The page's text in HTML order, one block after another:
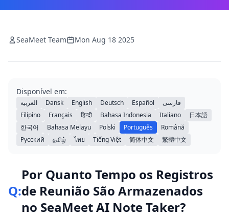
SeaMeet Team Mon Aug 18 2025
Disponível em:
العربية Dansk English Deutsch Español
فارسی
Filipino
Français हिन्दी Bahasa Indonesia Italiano
日本語
한국어
Bahasa Melayu Polski Português
Română
Русский
தமிழ் ไทย Tiếng Việt 简体中文 繁體中文
Q:
Por Quanto Tempo os Registros
de Reunião São Armazenados
no SeaMeet AI Note Taker?